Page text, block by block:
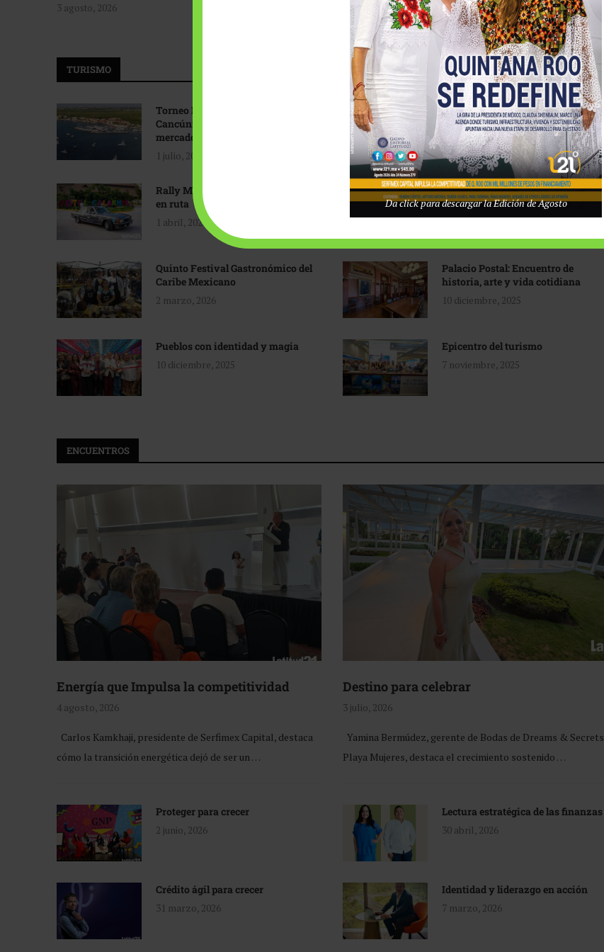
3 agosto, 2026
Tecnológico de Monterrey
3 agosto, 2026
TURISMO
Torneo Internacional de Pesca
Cancún: Navegando hacia nuevos
mercados
1 julio, 2026
Promoción turística con visión
1 abril, 2026
Rally Maya: Herencia automotriz
en ruta
1 abril, 2026
Industria global en
reconfiguración
31 marzo, 2026
Quinto Festival Gastronómico del
Caribe Mexicano
2 marzo, 2026
Palacio Postal: Encuentro de
historia, arte y vida cotidiana
10 diciembre, 2025
Pueblos con identidad y magia
10 diciembre, 2025
Epicentro del turismo
7 noviembre, 2025
ENCUENTROS
Energía que Impulsa la competitividad
4 agosto, 2026
Carlos Kamkhaji, presidente de Serfimex Capital, destaca
cómo la transición energética dejó de ser un …
Destino para celebrar
3 julio, 2026
Yamina Bermúdez, gerente de Bodas de Dreams & Secrets
Playa Mujeres, destaca el crecimiento sostenido …
Proteger para crecer
2 junio, 2026
Lectura estratégica de las finanzas
30 abril, 2026
Crédito ágil para crecer
31 marzo, 2026
Identidad y liderazgo en acción
7 marzo, 2026
Da click para descargar la Edición de Agosto